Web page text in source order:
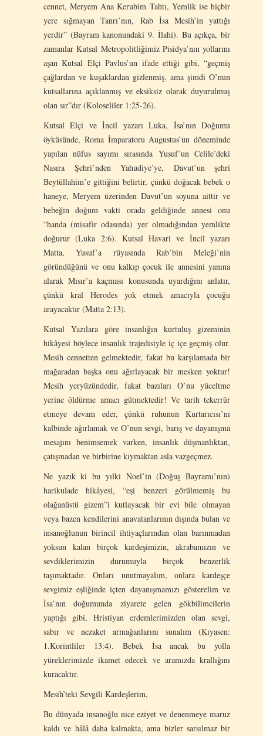
cennet, Meryem Ana Kerubim Tahtı, Yemlik ise hiçbir
yere sığmayan Tanrı’nın, Rab İsa Mesih’in yattığı
yerdir” (Bayram kanonundaki 9. İlahi). Bu açıkça, bir
zamanlar Kutsal Metropolitliğimiz Pisidya’nın yollarını
aşan Kutsal Elçi Pavlus’un ifade ettiği gibi, “geçmiş
çağlardan ve kuşaklardan gizlenmiş, ama şimdi O’nun
kutsallarına açıklanmış ve eksiksiz olarak duyurulmuş
olan sır”dır (Koloseliler 1:25-26).
Kutsal Elçi ve İncil yazarı Luka, İsa’nın Doğumu
öyküsünde, Roma İmparatoru Augustus’un döneminde
yapılan nüfus sayımı sırasında Yusuf’un Celile’deki
Nasıra Şehri’nden Yahudiye’ye, Davut’un şehri
Beytüllahim’e gittiğini belirtir, çünkü doğacak bebek o
haneye, Meryem üzerinden Davut’un soyuna aittir ve
bebeğin doğum vakti orada geldiğinde annesi onu
“handa (misafir odasında) yer olmadığından yemlikte
doğurur (Luka 2:6). Kutsal Havari ve İncil yazarı
Matta, Yusuf’a rüyasında Rab’bin Meleği’nin
göründüğünü ve onu kalkıp çocuk ile annesini yanına
alarak Mısır’a kaçması konusunda uyardığını anlatır,
çünkü kral Herodes yok etmek amacıyla çocuğu
arayacaktır (Matta 2:13).
Kutsal Yazılara göre insanlığın kurtuluş gizeminin
hikâyesi böylece insanlık trajedisiyle iç içe geçmiş olur.
Mesih cennetten gelmektedir, fakat bu karşılamada bir
mağaradan başka onu ağırlayacak bir mesken yoktur!
Mesih yeryüzündedir, fakat bazıları O’nu yüceltme
yerine öldürme amacı gütmektedir! Ve tarih tekerrür
etmeye devam eder, çünkü ruhunun Kurtarıcısı’nı
kalbinde ağırlamak ve O’nun sevgi, barış ve dayanışma
mesajını benimsemek varken, insanlık düşmanlıktan,
çatışmadan ve birbirine kıymaktan asla vazgeçmez.
Ne yazık ki bu yılki Noel’in (Doğuş Bayramı’nın)
harikulade hikâyesi, “eşi benzeri görülmemiş bu
olağanüstü gizem”i kutlayacak bir evi bile olmayan
veya bazen kendilerini anavatanlarının dışında bulan ve
insanoğlunun birincil ihtiyaçlarından olan barınmadan
yoksun kalan birçok kardeşimizin, akrabamızın ve
sevdiklerimizin durumuyla birçok benzerlik
taşımaktadır. Onları unutmayalım, onlara kardeşçe
sevgimiz eşliğinde içten dayanışmamızı gösterelim ve
İsa’nın doğumunda ziyarete gelen gökbilimcilerin
yaptığı gibi, Hristiyan erdemlerimizden olan sevgi,
sabır ve nezaket armağanlarını sunalım (Kıyasen:
1.Korintliler 13:4). Bebek İsa ancak bu yolla
yüreklerimizde ikamet edecek ve aramızda krallığını
kuracaktır.
Mesih’teki Sevgili Kardeşlerim,
Bu dünyada insanoğlu nice eziyet ve denenmeye maruz
kaldı ve hâlâ daha kalmakta, ama bizler sarsılmaz bir